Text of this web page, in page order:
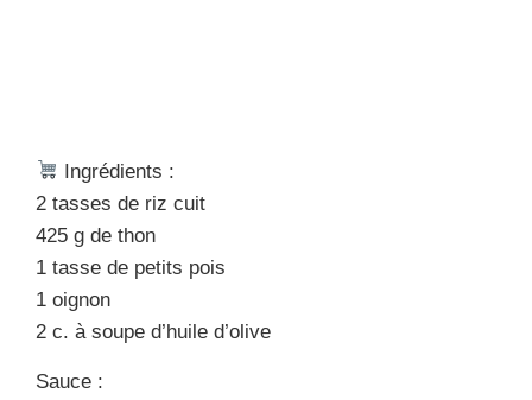
Ingrédients :
2 tasses de riz cuit
425 g de thon
1 tasse de petits pois
1 oignon
2 c. à soupe d’huile d’olive
Sauce :